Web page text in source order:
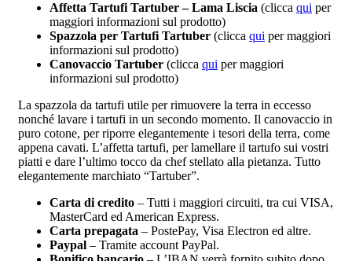
Affetta Tartufi Tartuber – Lama Liscia (clicca qui per
maggiori informazioni sul prodotto)
Spazzola per Tartufi Tartuber (clicca qui per maggiori
informazioni sul prodotto)
Canovaccio Tartuber (clicca qui per maggiori
informazioni sul prodotto)
La spazzola da tartufi utile per rimuovere la terra in eccesso
nonché lavare i tartufi in un secondo momento. Il canovaccio in
puro cotone, per riporre elegantemente i tesori della terra, come
appena cavati. L’affetta tartufi, per lamellare il tartufo sui vostri
piatti e dare l’ultimo tocco da chef stellato alla pietanza. Tutto
elegantemente marchiato “Tartuber”.
Carta di credito – Tutti i maggiori circuiti, tra cui VISA,
MasterCard ed American Express.
Carta prepagata – PostePay, Visa Electron ed altre.
Paypal – Tramite account PayPal.